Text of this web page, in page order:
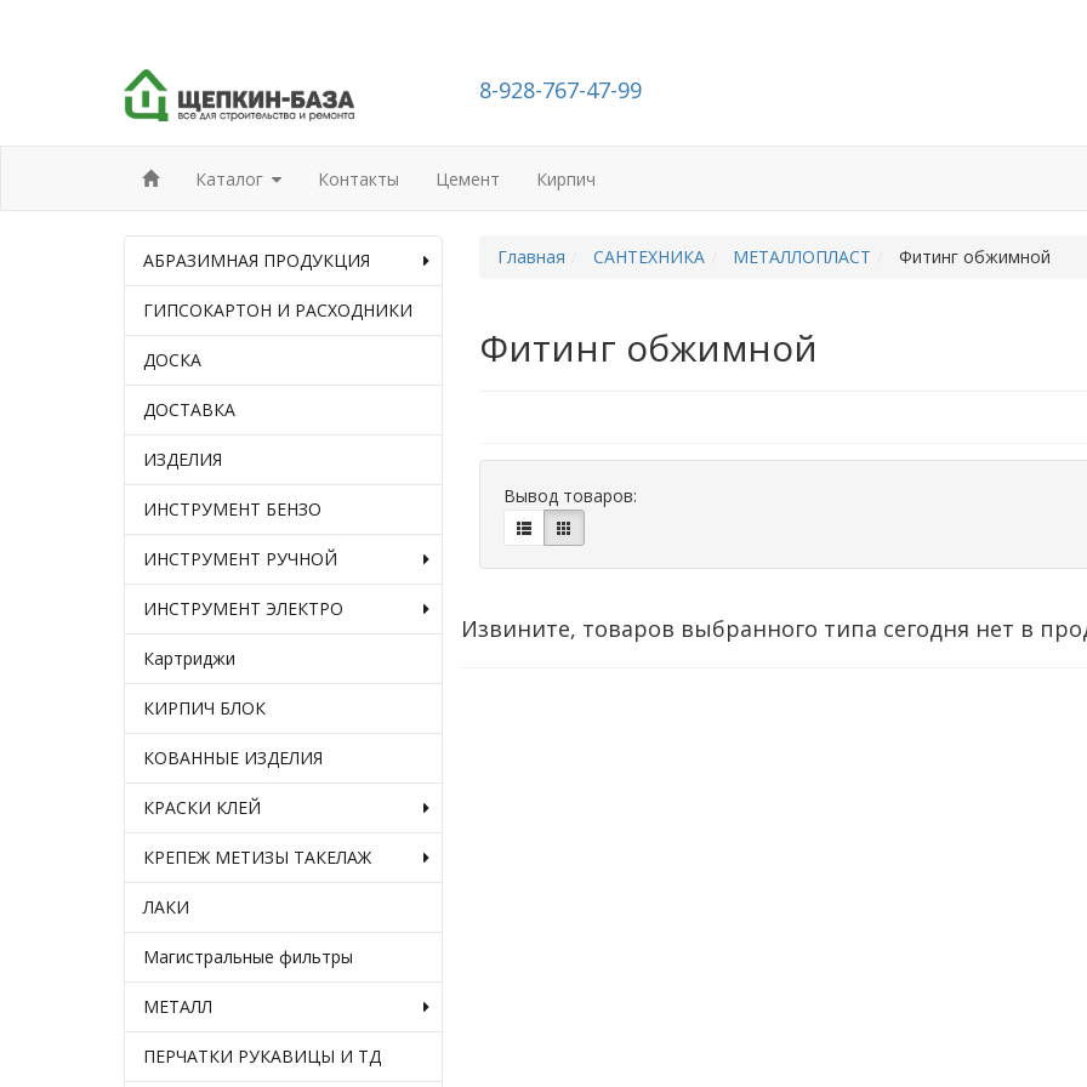
8-928-767-47-99
Каталог Контакты Цемент Кирпич
АБРАЗИМНАЯ ПРОДУКЦИЯ
ГИПСОКАРТОН И РАСХОДНИКИ
ДОСКА
ДОСТАВКА
ИЗДЕЛИЯ
ИНСТРУМЕНТ БЕНЗО
ИНСТРУМЕНТ РУЧНОЙ
ИНСТРУМЕНТ ЭЛЕКТРО
Картриджи
КИРПИЧ БЛОК
КОВАННЫЕ ИЗДЕЛИЯ
КРАСКИ КЛЕЙ
КРЕПЕЖ МЕТИЗЫ ТАКЕЛАЖ
ЛАКИ
Магистральные фильтры
МЕТАЛЛ
ПЕРЧАТКИ РУКАВИЦЫ И ТД
Главная САНТЕХНИКА МЕТАЛЛОПЛАСТ Фитинг обжимной
Фитинг обжимной
Вывод товаров:
Извините, товаров выбранного типа сегодня нет в